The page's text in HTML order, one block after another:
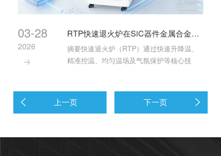
03-28
2026

RTP快速退火炉在SiC器件金属合金化中的关键作用与工艺优势【多案例展示】
摘要快速退火炉（RTP）通过快速升降温、
精准控温、均匀温场及气氛保护等核心技
炉，RTP能够促进金属电极与SiC衬底形成高
质量的欧姆接触与肖特基接触，显著降低接
上一页 下一页